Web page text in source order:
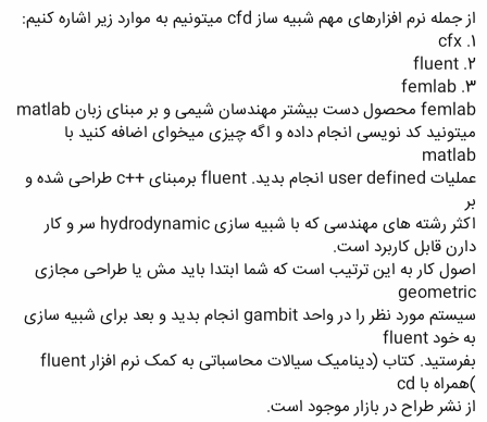
از جمله نرم افزارهای مهم شبیه ساز cfd میتونیم به موارد زیر اشاره کنیم:
1. cfx
2. fluent
3. femlab
femlab محصول دست بیشتر مهندسان شیمی و بر مبنای زبان matlab
میتونید کد نویسی انجام داده و اگه چیزی میخوای اضافه کنید با
matlab
عملیات user defined انجام بدید. fluent برمبنای ++c طراحی شده و
بر
اکثر رشته های مهندسی که با شبیه سازی hydrodynamic سر و کار
دارن قابل کاربرد است.
اصول کار به این ترتیب است که شما ابتدا باید مش یا طراحی مجازی
geometric
سیستم مورد نظر را در واحد gambit انجام بدید و بعد برای شبیه سازی
به خود fluent
بفرستید. کتاب (دینامیک سیالات محاسباتی به کمک نرم افزار fluent
)همراه با cd
از نشر طراح در بازار موجود است.